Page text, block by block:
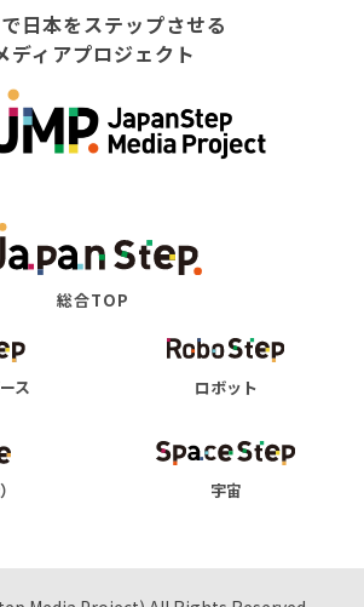
日本をステップさせる
ディアプロジェクト
総合TOP
ス ロボット
宇宙